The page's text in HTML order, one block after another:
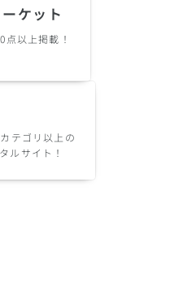
ケット
以上掲載！
テゴリ以上の
ルサイト！